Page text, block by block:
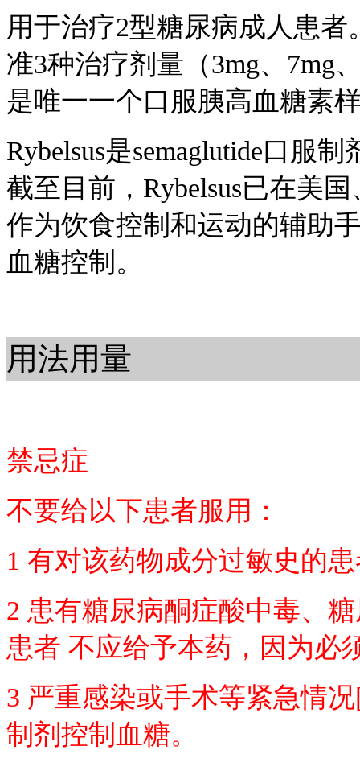
用于治疗2型糖尿病成人患
准3种治疗剂量（3mg、7mg
是唯一一个口服胰高血糖素
Rybelsus是semaglutide口服
截至目前，Rybelsus已在美
作为饮食控制和运动的辅助
血糖控制。
用法用量
禁忌症
不要给以下患者服用：
1 有对该药物成分过敏史的
2 患有糖尿病酮症酸中毒、
患者 不应给予本药，因为必
3 严重感染或手术等紧急情
制剂控制血糖。